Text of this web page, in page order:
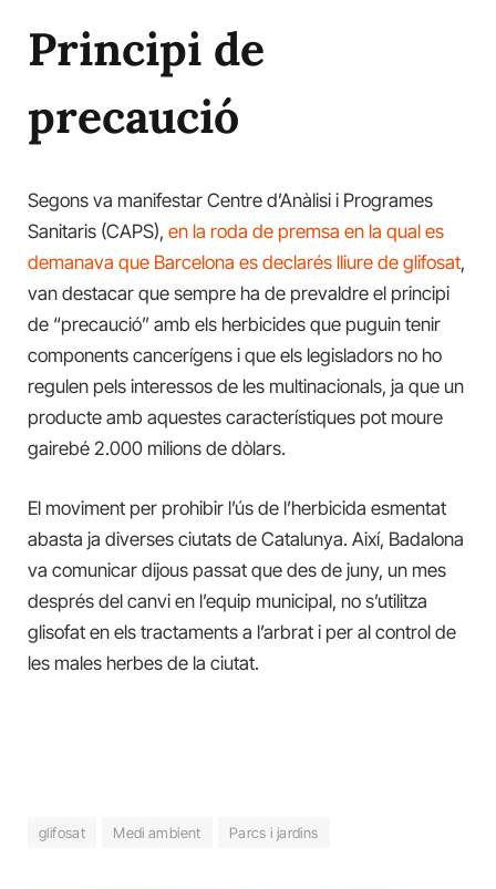
Principi de
precaució
Segons va manifestar Centre d’Anàlisi i Programes
Sanitaris (CAPS), en la roda de premsa en la qual es
demanava que Barcelona es declarés lliure de glifosat,
van destacar que sempre ha de prevaldre el principi
de “precaució” amb els herbicides que puguin tenir
components cancerígens i que els legisladors no ho
regulen pels interessos de les multinacionals, ja que un
producte amb aquestes característiques pot moure
gairebé 2.000 milions de dòlars.
El moviment per prohibir l’ús de l’herbicida esmentat
abasta ja diverses ciutats de Catalunya. Així, Badalona
va comunicar dijous passat que des de juny, un mes
després del canvi en l’equip municipal, no s’utilitza
glisofat en els tractaments a l’arbrat i per al control de
les males herbes de la ciutat.
glifosat Medi ambient Parcs i jardins